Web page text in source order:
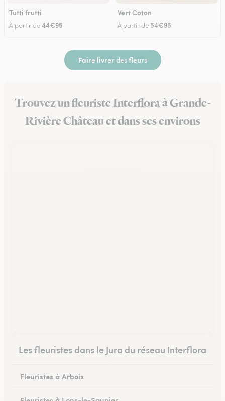
Tutti frutti
À partir de44€95
Vert Coton
À partir de 54€95
Faire livrer des fleurs
Trouvez un fleuriste Interflora à Grande-
Rivière Château et dans ses environs
Les fleuristes dans le Jura du réseau Interflora
Fleuristes à Arbois